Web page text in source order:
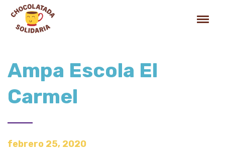
Ampa Escola El
Carmel
febrero 25, 2020